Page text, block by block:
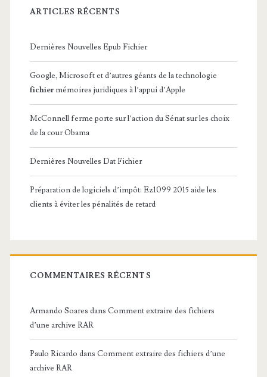
ARTICLES RÉCENTS
Dernières Nouvelles Epub Fichier
Google, Microsoft et d’autres géants de la technologie
fichier mémoires juridiques à l’appui d’Apple
McConnell ferme porte sur l’action du Sénat sur les choix
de la cour Obama
Dernières Nouvelles Dat Fichier
Préparation de logiciels d’impôt: Ez1099 2015 aide les
clients à éviter les pénalités de retard
COMMENTAIRES RÉCENTS
Armando Soares dans Comment extraire des fichiers
d’une archive RAR
Paulo Ricardo dans Comment extraire des fichiers d’une
archive RAR